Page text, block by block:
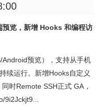
览，新增 Hooks 和编程访
预览），支持从手机
续运行。新增Hooks自定义
时Remote SSH正式 GA，
9i2Jckjt9...